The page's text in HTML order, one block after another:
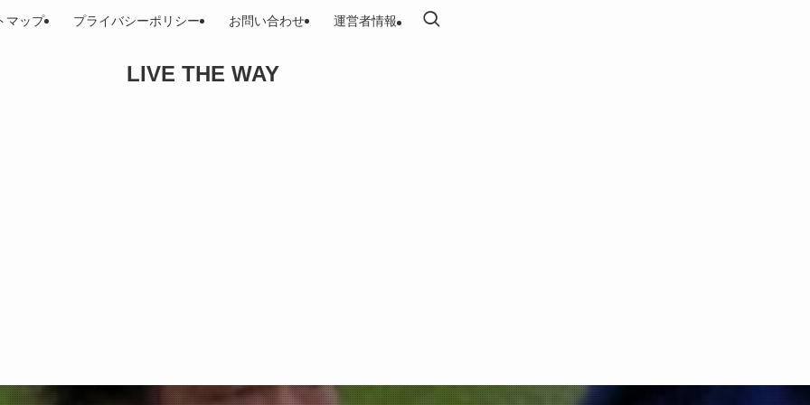
LIVE THE WAY
マップ プライバシーポリシー お問い合わせ 運営者情報